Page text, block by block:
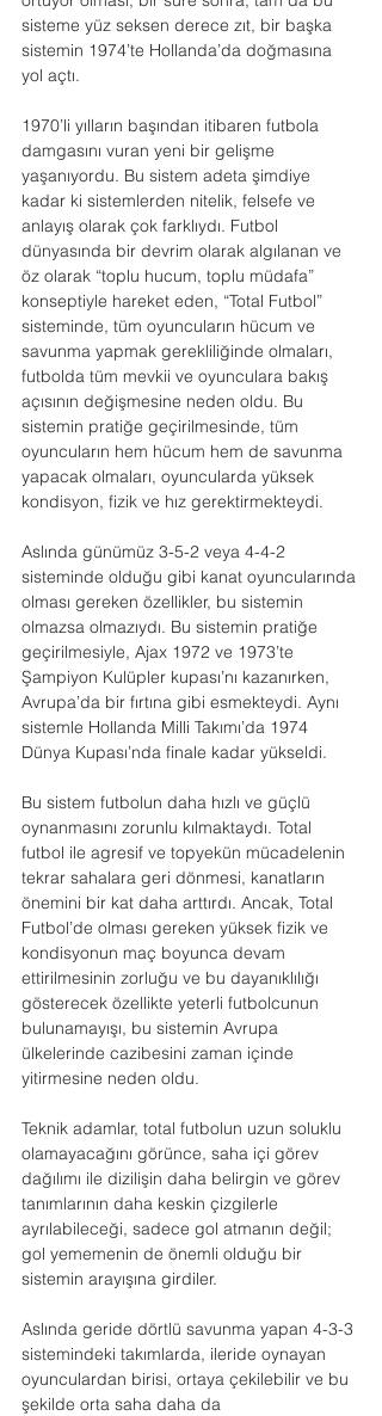
sisteme yüz seksen derece zıt, bir başka
sistemin 1974’te Hollanda’da doğmasına
yol açtı.
1970’li yılların başından itibaren futbola
damgasını vuran yeni bir gelişme
yaşanıyordu. Bu sistem adeta şimdiye
kadar ki sistemlerden nitelik, felsefe ve
anlayış olarak çok farklıydı. Futbol
dünyasında bir devrim olarak algılanan ve
öz olarak “toplu hucum, toplu müdafa”
konseptiyle hareket eden, “Total Futbol”
sisteminde, tüm oyuncuların hücum ve
savunma yapmak gerekliliğinde olmaları,
futbolda tüm mevkii ve oyunculara bakış
açısının değişmesine neden oldu. Bu
sistemin pratiğe geçirilmesinde, tüm
oyuncuların hem hücum hem de savunma
yapacak olmaları, oyuncularda yüksek
kondisyon, fizik ve hız gerektirmekteydi.
Aslında günümüz 3-5-2 veya 4-4-2
sisteminde olduğu gibi kanat oyuncularında
olması gereken özellikler, bu sistemin
olmazsa olmazıydı. Bu sistemin pratiğe
geçirilmesiyle, Ajax 1972 ve 1973’te
Şampiyon Kulüpler kupası’nı kazanırken,
Avrupa’da bir fırtına gibi esmekteydi. Aynı
sistemle Hollanda Milli Takımı’da 1974
Dünya Kupası’nda finale kadar yükseldi.
Bu sistem futbolun daha hızlı ve güçlü
oynanmasını zorunlu kılmaktaydı. Total
futbol ile agresif ve topyekün mücadelenin
tekrar sahalara geri dönmesi, kanatların
önemini bir kat daha arttırdı. Ancak, Total
Futbol’de olması gereken yüksek fizik ve
kondisyonun maç boyunca devam
ettirilmesinin zorluğu ve bu dayanıklılığı
gösterecek özellikte yeterli futbolcunun
bulunamayışı, bu sistemin Avrupa
ülkelerinde cazibesini zaman içinde
yitirmesine neden oldu.
Teknik adamlar, total futbolun uzun soluklu
olamayacağını görünce, saha içi görev
dağılımı ile dizilişin daha belirgin ve görev
tanımlarının daha keskin çizgilerle
ayrılabileceği, sadece gol atmanın değil;
gol yememenin de önemli olduğu bir
sistemin arayışına girdiler.
Aslında geride dörtlü savunma yapan 4-3-3
sistemindeki takımlarda, ileride oynayan
oyunculardan birisi, ortaya çekilebilir ve bu
şekilde orta saha daha da